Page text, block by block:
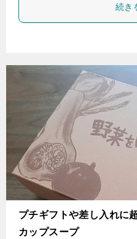
続き
プチギフトや差し入れに
カップスープ